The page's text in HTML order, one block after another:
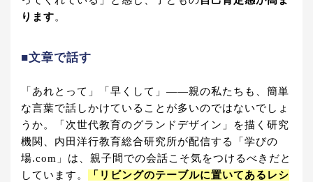
ります。
■文章で話す
「あれとって」「早くして」――親の私たちも、簡単
な言葉で話しかけていることが多いのではないでしょ
うか。「次世代教育のグランドデザイン」を描く研究
機関、内田洋行教育総合研究所が配信する「学びの
場.com」は、親子間での会話こそ気をつけるべきだと
しています。
「リビングのテーブルに置いてあるレシ